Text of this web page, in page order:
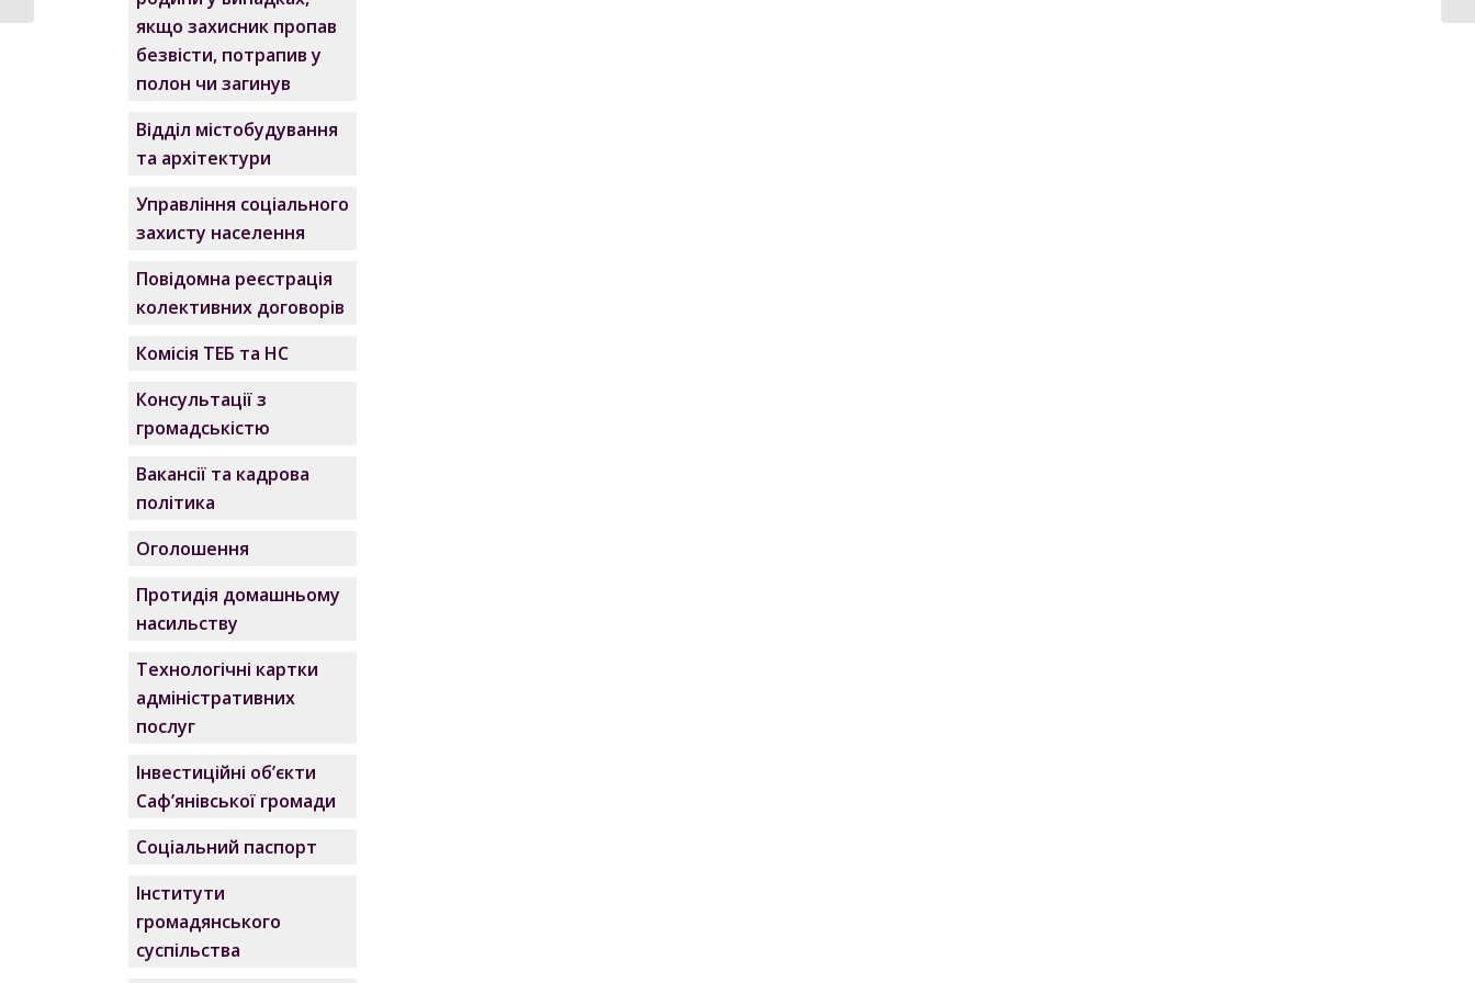
якщо захисник пропав
безвісти, потрапив у
полон чи загинув
Відділ містобудування
та архітектури
Управління соціального
захисту населення
Повідомна реєстрація
колективних договорів
Комісія ТЕБ та НС
Консультації з
громадськістю
Вакансії та кадрова
політика
Оголошення
Протидія домашньому
насильству
Технологічні картки
адміністративних
послуг
Інвестиційні об’єкти
Саф’янівської громади
Соціальний паспорт
Інститути
громадянського
суспільства